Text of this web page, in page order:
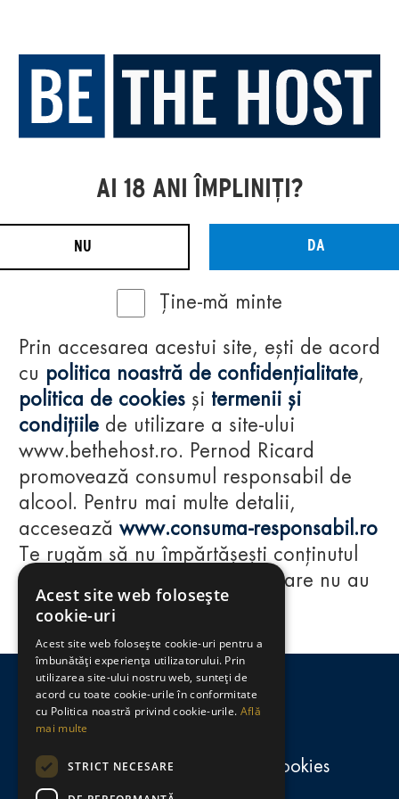
Regulamente
consumă-responsabil.ro
Politica de confidențialitate și cookies
AI 18 ANI ÎMPLINIȚI?
NU DA
Ține-mă minte
Prin accesarea acestui site, ești de acord
cu politica noastră de confidențialitate,
politica de cookies și termenii și
condițiile de utilizare a site-ului
www.bethehost.ro. Pernod Ricard
promovează consumul responsabil de
alcool. Pentru mai multe detalii,
accesează www.consuma-responsabil.ro
Te rugăm să nu împărtășești conținutul
acestui website cu persoane care nu au
împlinit vârsta de 18 ani.
Acest site web folosește
cookie-uri
Acest site web folosește cookie-uri pentru a
îmbunătăți experiența utilizatorului. Prin
utilizarea site-ului nostru web, sunteți de
acord cu toate cookie-urile în conformitate
cu Politica noastră privind cookie-urile. Află
mai multe
STRICT NECESARE